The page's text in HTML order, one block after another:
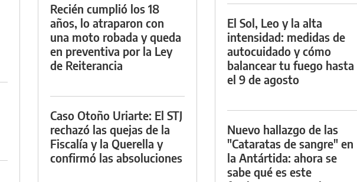
Recién cumplió los 18
años, lo atraparon con
una moto robada y queda
en preventiva por la Ley
de Reiterancia
Caso Otoño Uriarte: El STJ
rechazó las quejas de la
Fiscalía y la Querella y
confirmó las absoluciones
El Sol, Leo y la alta
intensidad: medidas de
autocuidado y cómo
balancear tu fuego hasta
el 9 de agosto
Nuevo hallazgo de las
"Cataratas de sangre" en
la Antártida: ahora se
sabe qué es este